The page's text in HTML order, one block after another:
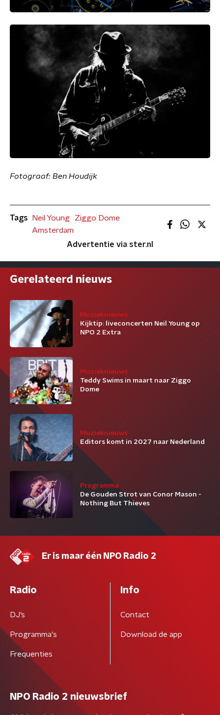
Fotograaf: Ben Houdijk
Tags Neil Young
Ziggo Dome
Amsterdam
Advertentie via ster.nl
Gerelateerd nieuws
Muzieknieuws
Kijktip: liveconcerten Neil Young op
NPO 2 Extra
Muzieknieuws
Teddy Swims in maart naar Ziggo
Dome
Muzieknieuws
Editors komt in 2027 naar Nederland
Programma
De Gouden Strot van Conor Mason -
Nothing But Thieves
Er is maar één NPO Radio 2
Radio
DJ’s
Programma's
Frequenties
Info
Contact
Download de app
NPO Radio 2 nieuwsbrief